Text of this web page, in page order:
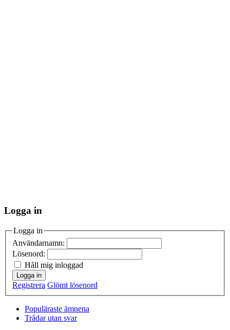
Logga in
Logga in
Användarnamn:
Lösenord:
Håll mig inloggad
Logga in
Registrera Glömt lösenord
Populäraste ämnena
Trådar utan svar